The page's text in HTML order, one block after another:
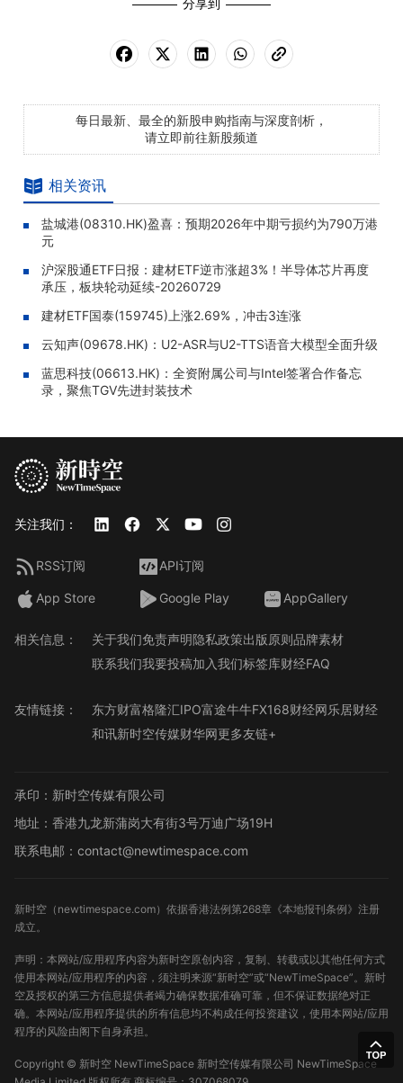
分享到
每日最新、最全的新股申购指南与深度剖析，
请立即前往新股频道
相关资讯
盐城港(08310.HK)盈喜：预期2026年中期亏损约为790万港
元
沪深股通ETF日报：建材ETF逆市涨超3%！半导体芯片再度
承压，板块轮动延续-20260729
建材ETF国泰(159745)上涨2.69%，冲击3连涨
云知声(09678.HK)：U2-ASR与U2-TTS语音大模型全面升级
蓝思科技(06613.HK)：全资附属公司与Intel签署合作备忘
录，聚焦TGV先进封装技术
关注我们：
RSS订阅 API订阅
App Store Google Play AppGallery
相关信息： 关于我们免责声明隐私政策出版原则品牌素材
联系我们我要投稿加入我们标签库财经FAQ
友情链接： 东方财富格隆汇IPO富途牛牛FX168财经网乐居财经
和讯新时空传媒财华网更多友链+
承印：新时空传媒有限公司
地址：香港九龙新蒲岗大有街3号万迪广场19H
联系电邮：contact@newtimespace.com
新时空（ newtimespace.com）依据香港法例第268章《本地报刊条例》注册
成立。
声明：本网站/应用程序内容为新时空原创内容，复制、转载或以其他任何方式
使用本网站/应用程序的内容，须注明来源“新时空”或“NewTimeSpace”。新时
空及授权的第三方信息提供者竭力确保数据准确可靠，但不保证数据绝对正
确。本网站/应用程序提供的所有信息均不构成任何投资建议，使用本网站/应用
程序的风险由阁下自身承担。
Copyright © 新时空 NewTimeSpace 新时空传媒有限公司 NewTimeSpace